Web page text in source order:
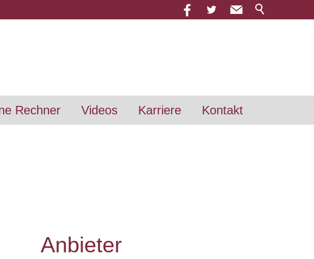
Rechner Videos Karriere Kontakt
Anbieter